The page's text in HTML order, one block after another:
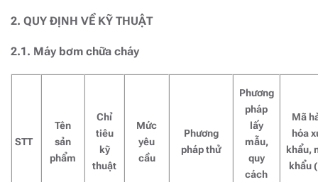
2. QUY ĐỊNH VỀ KỸ THUẬT
2.1. Máy bơm chữa cháy
STT
Tên
sản
phẩm
Chỉ
tiêu
kỹ
thuật
Mức
yêu
cầu
Phương
pháp thử
Phương
pháp
lấy
mẫu,
quy
cách
Mã
hóa
khẩu,
khẩu